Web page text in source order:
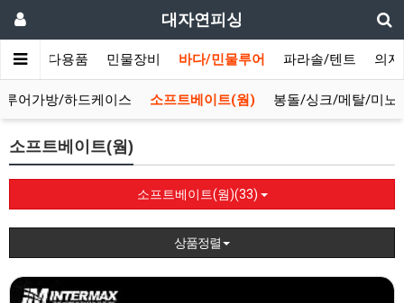
대자연피싱
인 바다용품 민물장비 바다/민물루어 파라솔/텐트 의
루어가방/하드케이스 소프트베이트(웜) 봉돌/싱크/메탈/미노
소프트베이트(웜)
소프트베이트(웜)(33)
상품정렬